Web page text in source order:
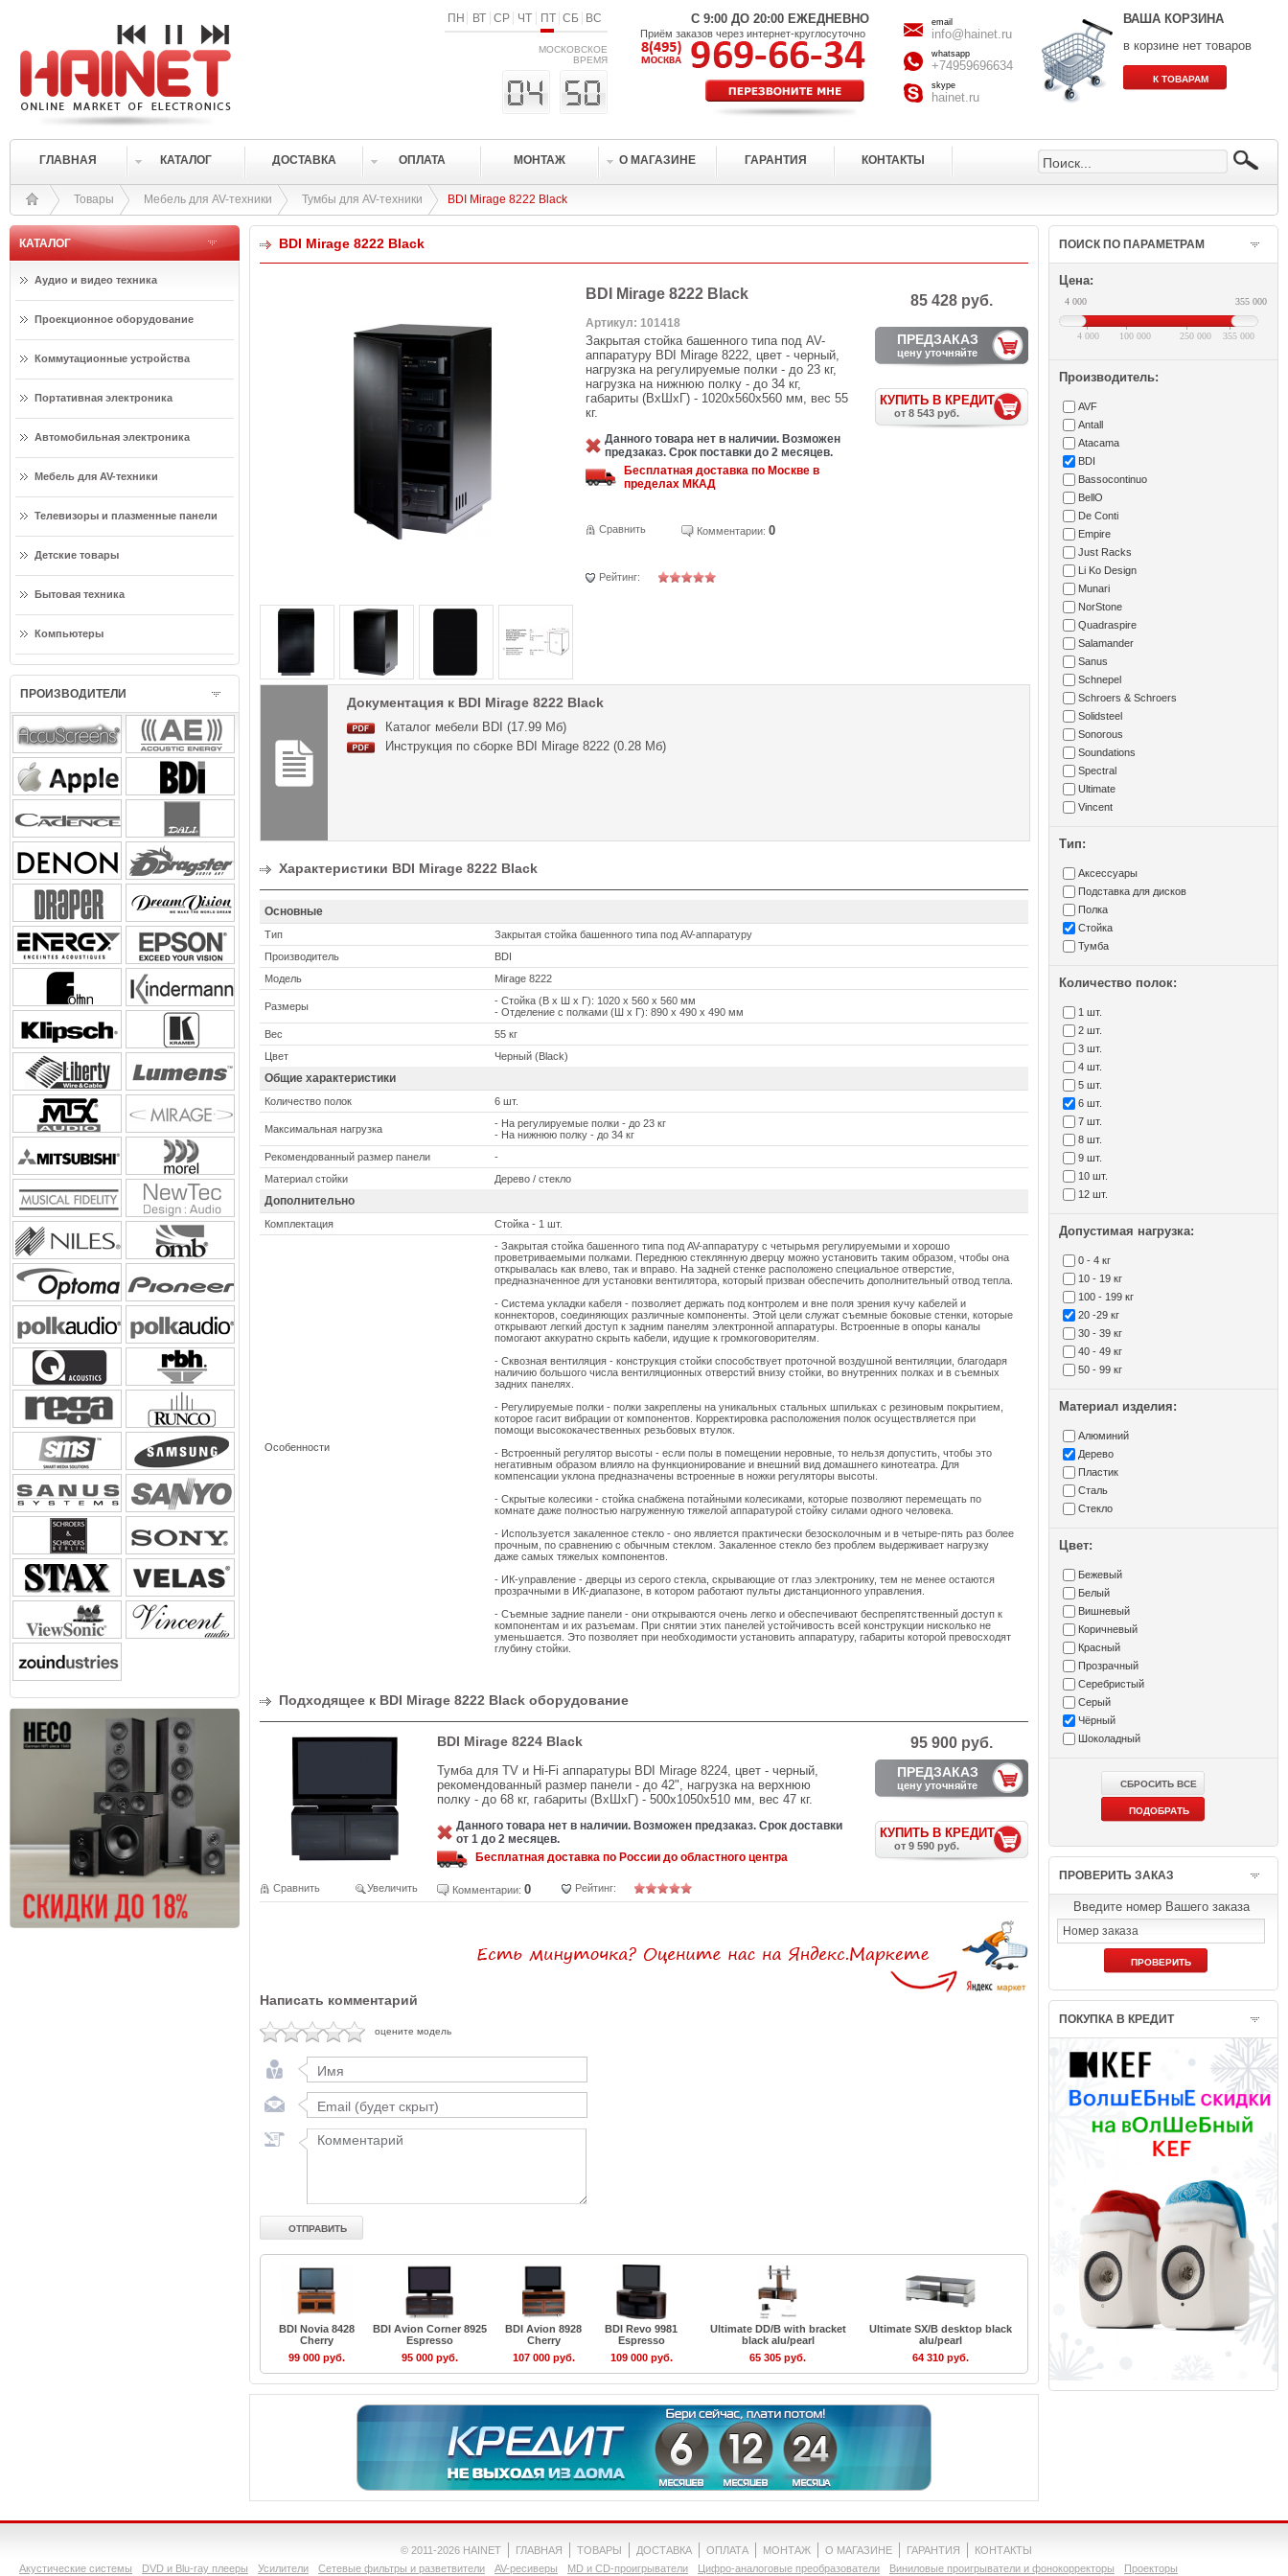
ПН ВТ СР ЧТ ПТ СБ ВС
МОСКОВСКОЕ
ВРЕМЯ
С 9:00 ДО 20:00 ЕЖЕДНЕВНО
Приём заказов через интернет-круглосуточно
email
info@hainet.ru
whatsapp
+74959696634
skype
hainet.ru
ВАША КОРЗИНА
в корзине нет товаров
ГЛАВНАЯ КАТАЛОГ ДОСТАВКА ОПЛАТА МОНТАЖ О МАГАЗИНЕ ГАРАНТИЯ КОНТАКТЫ
Товары Мебель для AV-техники Тумбы для AV-техники BDI Mirage 8222 Black
КАТАЛОГ
Аудио и видео техника
Проекционное оборудование
Коммутационные устройства
Портативная электроника
Автомобильная электроника
Мебель для AV-техники
Телевизоры и плазменные панели
Детские товары
Бытовая техника
Компьютеры
ПРОИЗВОДИТЕЛИ
BDI Mirage 8222 Black
BDI Mirage 8222 Black
Артикул: 101418
Закрытая стойка башенного типа под AV-
аппаратуру BDI Mirage 8222, цвет - черный,
нагрузка на регулируемые полки - до 23 кг,
нагрузка на нижнюю полку - до 34 кг,
габариты (ВхШхГ) - 1020х560х560 мм, вес 55
кг.
Данного товара нет в наличии. Возможен
предзаказ. Срок поставки до 2 месяцев.
Бесплатная доставка по Москве в
пределах МКАД
Сравнить Комментарии: 0
Рейтинг:
85 428 руб.
ПРЕДЗАКАЗ
цену уточняйте
КУПИТЬ В КРЕДИТ
от 8 543 руб.
Документация к BDI Mirage 8222 Black
Каталог мебели BDI (17.99 Мб)
Инструкция по сборке BDI Mirage 8222 (0.28 Мб)
Характеристики BDI Mirage 8222 Black
Основные
Тип
Закрытая стойка башенного типа под AV-аппаратуру
Производитель
BDI
Модель
Mirage 8222
Размеры
- Стойка (В х Ш х Г): 1020 х 560 х 560 мм
- Отделение с полками (Ш х Г): 890 x 490 x 490 мм
Вес
55 кг
Цвет
Черный (Black)
Общие характеристики
Количество полок 6 шт.
Максимальная нагрузка
- На регулируемые полки - до 23 кг
- На нижнюю полку - до 34 кг
Рекомендованный размер панели
-
Материал стойки
Дерево / стекло
Дополнительно
Комплектация Стойка - 1 шт.
Особенности
- Закрытая стойка башенного типа под AV-аппаратуру с четырьмя регулируемыми и хорошо
проветриваемыми полками. Переднюю стеклянную дверцу можно установить таким образом, чтобы она
открывалась как влево, так и вправо. На задней стенке расположено специальное отверстие,
предназначенное для установки вентилятора, который призван обеспечить дополнительный отвод тепла.
- Система укладки кабеля - позволяет держать под контролем и вне поля зрения кучу кабелей и
коннекторов, соединяющих различные компоненты. Этой цели служат съемные боковые стенки, которые
открывают легкий доступ к задним панелям электронной аппаратуры. Встроенные в опоры каналы
помогают аккуратно скрыть кабели, идущие к громкоговорителям.
- Сквозная вентиляция - конструкция стойки способствует проточной воздушной вентиляции, благодаря
наличию большого числа вентиляционных отверстий внизу стойки, во внутренних полках и в съемных
задних панелях.
- Регулируемые полки - полки закреплены на уникальных стальных шпильках с резиновым покрытием,
которое гасит вибрации от компонентов. Корректировка расположения полок осуществляется при
помощи высококачественных резьбовых втулок.
- Встроенный регулятор высоты - если полы в помещении неровные, то нельзя допустить, чтобы это
негативным образом влияло на функционирование и внешний вид домашнего кинотеатра. Для
компенсации уклона предназначены встроенные в ножки регуляторы высоты.
- Скрытые колесики - стойка снабжена потайными колесиками, которые позволяют перемещать по
комнате даже полностью нагруженную тяжелой аппаратурой стойку силами одного человека.
- Используется закаленное стекло - оно является практически безосколочным и в четыре-пять раз более
прочным, по сравнению с обычным стеклом. Закаленное стекло без проблем выдерживает нагрузку
даже самых тяжелых компонентов.
- ИК-управление - дверцы из серого стекла, скрывающие от глаз электронику, тем не менее остаются
прозрачными в ИК-диапазоне, в котором работают пульты дистанционного управления.
- Съемные задние панели - они открываются очень легко и обеспечивают беспрепятственный доступ к
компонентам и их разъемам. При снятии этих панелей устойчивость всей конструкции нисколько не
уменьшается. Это позволяет при необходимости установить аппаратуру, габариты которой превосходят
глубину стойки.
Подходящее к BDI Mirage 8222 Black оборудование
BDI Mirage 8224 Black 95 900 руб.
ПРЕДЗАКАЗ
цену уточняйте
КУПИТЬ В КРЕДИТ
от 9 590 руб.
Тумба для TV и Hi-Fi аппаратуры BDI Mirage 8224, цвет - черный,
рекомендованный размер панели - до 42", нагрузка на верхнюю
полку - до 68 кг, габариты (ВхШхГ) - 500х1050х510 мм, вес 47 кг.
Данного товара нет в наличии. Возможен предзаказ. Срок доставки
от 1 до 2 месяцев.
Бесплатная доставка по России до областного центра
Сравнить Увеличить Комментарии: 0 Рейтинг:
Написать комментарий
оцените модель
BDI Novia 8428
Cherry
99 000 руб.
BDI Avion Corner 8925
Espresso
95 000 руб.
BDI Avion 8928
Cherry
107 000 руб.
BDI Revo 9981
Espresso
109 000 руб.
Ultimate DD/B with bracket
black alu/pearl
65 305 руб.
Ultimate SX/B desktop black
alu/pearl
64 310 руб.
ПОИСК ПО ПАРАМЕТРАМ
Цена:
4 000 355 000
4 000 355 000
100 000 250 000
Производитель:
AVF
Antall
Atacama
BDI
Bassocontinuo
BellO
De Conti
Empire
Just Racks
Li Ko Design
Munari
NorStone
Quadraspire
Salamander
Sanus
Schnepel
Schroers & Schroers
Solidsteel
Sonorous
Soundations
Spectral
Ultimate
Vincent
Тип:
Аксесcуары
Подставка для дисков
Полка
Стойка
Тумба
Количество полок:
1 шт.
2 шт.
3 шт.
4 шт.
5 шт.
6 шт.
7 шт.
8 шт.
9 шт.
10 шт.
12 шт.
Допустимая нагрузка:
0 - 4 кг
10 - 19 кг
100 - 199 кг
20 -29 кг
30 - 39 кг
40 - 49 кг
50 - 99 кг
Материал изделия:
Алюминий
Дерево
Пластик
Сталь
Стекло
Цвет:
Бежевый
Белый
Вишневый
Коричневый
Красный
Прозрачный
Серебристый
Серый
Чёрный
Шоколадный
ПРОВЕРИТЬ ЗАКАЗ
Введите номер Вашего заказа
ПОКУПКА В КРЕДИТ
© 2011-2026 HAINET ГЛАВНАЯ ТОВАРЫ ДОСТАВКА ОПЛАТА МОНТАЖ О МАГАЗИНЕ ГАРАНТИЯ
КОНТАКТЫ
Акустические системы
DVD и Blu-ray плееры Усилители Сетевые фильтры и разветвители AV-ресиверы MD и CD-проигрыватели Цифро-аналоговые преобразователи Виниловые проигрыватели и фонокорректоры Проекторы